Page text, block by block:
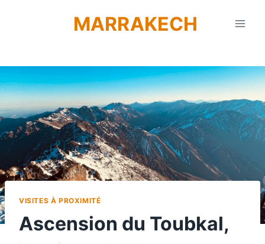
MARRAKECH
VISITES À PROXIMITÉ
Ascension du Toubkal,